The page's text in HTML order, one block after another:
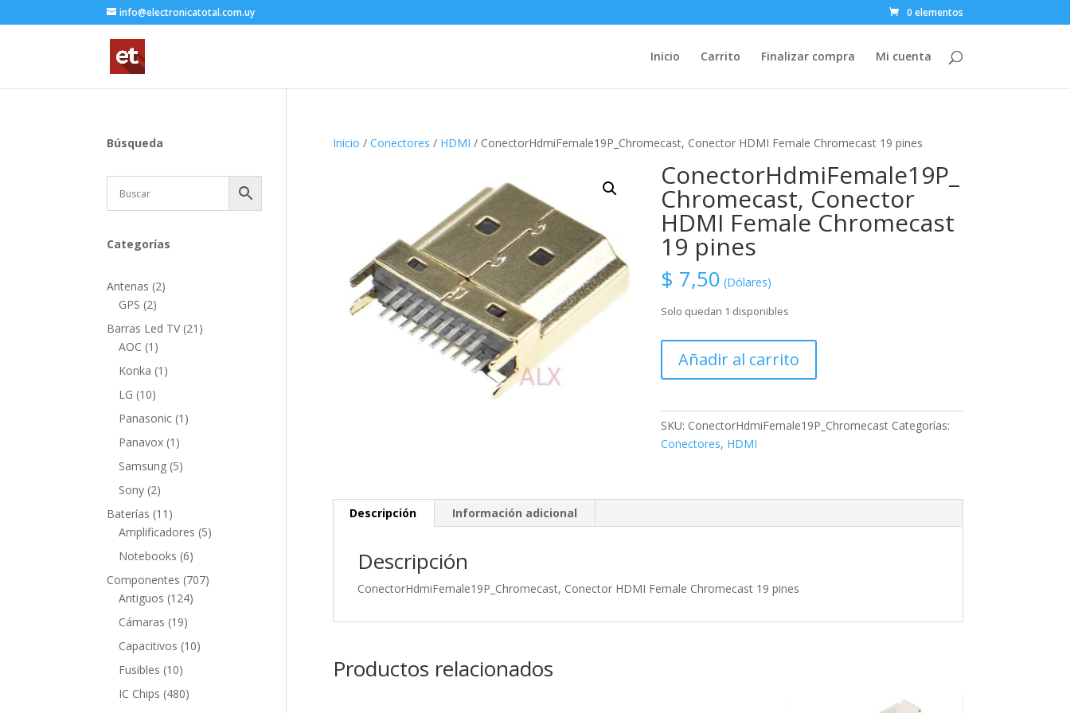
info@electronicatotal.com.uy 0 elementos
Inicio Carrito Finalizar compra Mi cuenta
Inicio / Conectores / HDMI / ConectorHdmiFemale19P_Chromecast, Conector HDMI Female Chromecast 19 pines
ConectorHdmiFemale19P_
Chromecast, Conector
HDMI Female Chromecast
19 pines
$ 7,50 (Dólares)
Solo quedan 1 disponibles
Conector
HDMI
Chromecast
19
Añadir al carrito
SKU: ConectorHdmiFemale19P_Chromecast Categorías:
Conectores, HDMI
Descripción Información adicional
Descripción
ConectorHdmiFemale19P_Chromecast, Conector HDMI Female Chromecast 19 pines
Productos relacionados
Búsqueda
Categorías
Antenas 22
GPS 22
productos
Barras Led TV 21 21
AOC 1 1
producto
Konka 1 1
LG 1010
productos
Panasonic 1 1
Panavox 1 1
producto
Samsung 55
Sony 22
productos
Baterías 11 11
productos
Amplificadores 55
Notebooks 66
productos
Componentes 707707
Antiguos 124124
Cámaras 1919
productos
Capacitivos 1010
Fusibles 1010
productos
IC Chips 480480